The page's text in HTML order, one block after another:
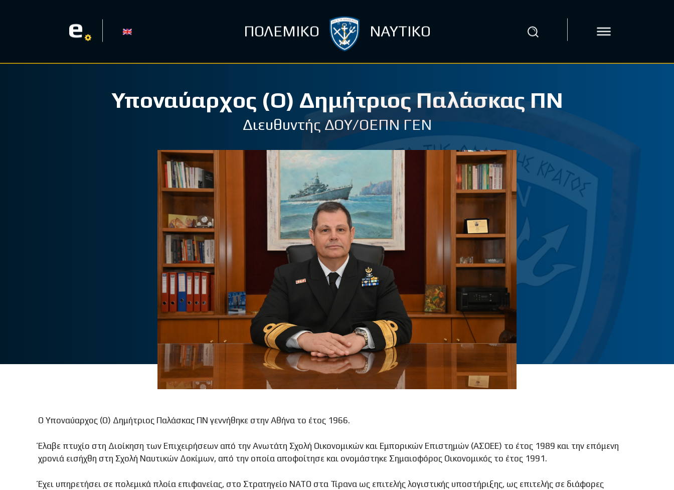
e ΠΟΛΕΜΙΚΟ ΝΑΥΤΙΚΟ
Υποναύαρχος (Ο) Δημήτριος Παλάσκας ΠΝ
Διευθυντής ΔΟΥ/ΟΕΠΝ ΓΕΝ
Ο Υποναύαρχος (Ο) Δημήτριος Παλάσκας ΠΝ γεννήθηκε στην Αθήνα το έτος 1966.
Έλαβε πτυχίο στη Διοίκηση των Επιχειρήσεων από την Ανωτάτη Σχολή Οικονομικών και Εμπορικών Επιστημών (ΑΣΟΕΕ) το έτος 1989 και την επόμενη
χρονιά εισήχθη στη Σχολή Ναυτικών Δοκίμων, από την οποία αποφοίτησε και ονομάστηκε Σημαιοφόρος Οικονομικός το έτος 1991.
Έχει υπηρετήσει σε πολεμικά πλοία επιφανείας, στο Στρατηγείο ΝΑΤΟ στα Τίρανα ως επιτελής λογιστικής υποστήριξης, ως επιτελής σε διάφορες